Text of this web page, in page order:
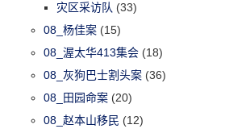
灾区采访队 (33)
08_杨佳案 (15)
08_渥太华413集会 (18)
08_灰狗巴士割头案 (36)
08_田园命案 (20)
08_赵本山移民 (12)